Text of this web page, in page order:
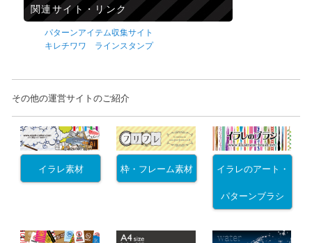
関連サイト・リンク
パターンアイテム収集サイト
キレチワワ ラインスタンプ
その他の運営サイトのご紹介
イラレ素材 枠・フレーム素材 イラレのアート・
パターンブラシ